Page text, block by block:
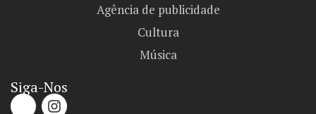
Agência de publicidade
Cultura
Música
Siga-Nos